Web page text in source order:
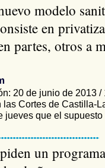
modelo
en
partes, otros a
20 de junio de 2013 /
Cortes de Castilla-
jueves que el supuesto
un